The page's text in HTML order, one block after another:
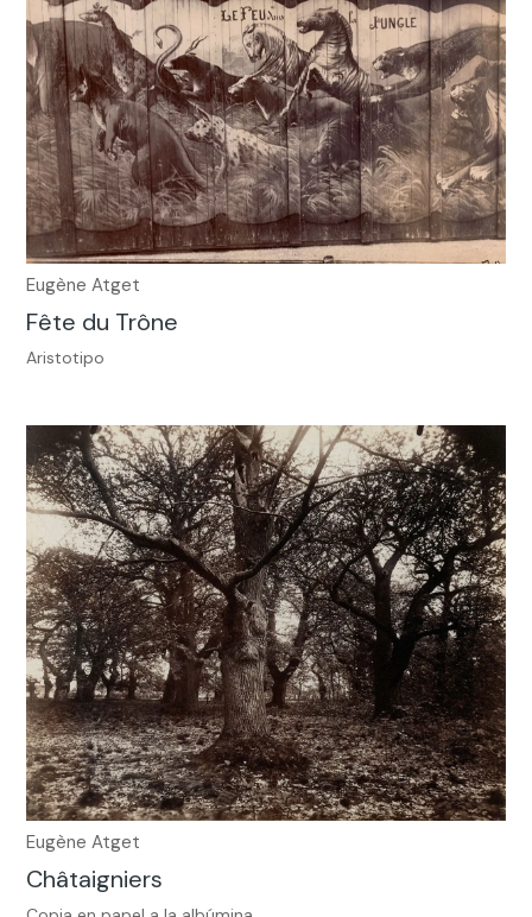
Eugène Atget
Fête du Trône
Aristotipo
Eugène Atget
Châtaigniers